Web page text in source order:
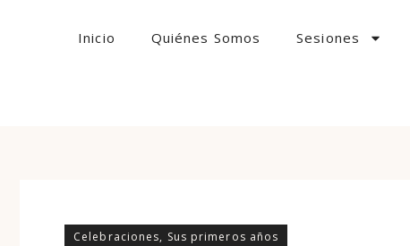
Inicio Quiénes Somos Sesiones
Celebraciones, Sus primeros años